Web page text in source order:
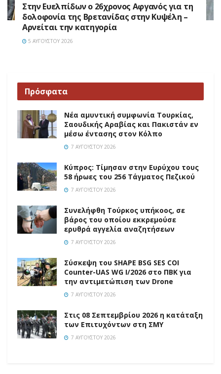
Στην Ευελπίδων ο 26χρονος Αφγανός για τη
δολοφονία της Βρετανίδας στην Κυψέλη –
Αρνείται την κατηγορία
5 ΑΥΓΟΎΣΤΟΥ 2026
Πρόσφατα
Νέα αμυντική συμφωνία Τουρκίας,
Σαουδικής Αραβίας και Πακιστάν εν
μέσω έντασης στον Κόλπο
7 ΑΥΓΟΎΣΤΟΥ 2026
Κύπρος: Τίμησαν στην Ευρύχου τους
58 ήρωες του 256 Τάγματος Πεζικού
7 ΑΥΓΟΎΣΤΟΥ 2026
Συνελήφθη Τούρκος υπήκοος, σε
βάρος του οποίου εκκρεμούσε
ερυθρά αγγελία αναζητήσεων
7 ΑΥΓΟΎΣΤΟΥ 2026
Σύσκεψη του SHAPE BSG SES COI
Counter-UAS WG I/2026 στο ΠΒΚ για
την αντιμετώπιση των Drone
7 ΑΥΓΟΎΣΤΟΥ 2026
Στις 08 Σεπτεμβρίου 2026 η κατάταξη
των Επιτυχόντων στη ΣΜΥ
7 ΑΥΓΟΎΣΤΟΥ 2026